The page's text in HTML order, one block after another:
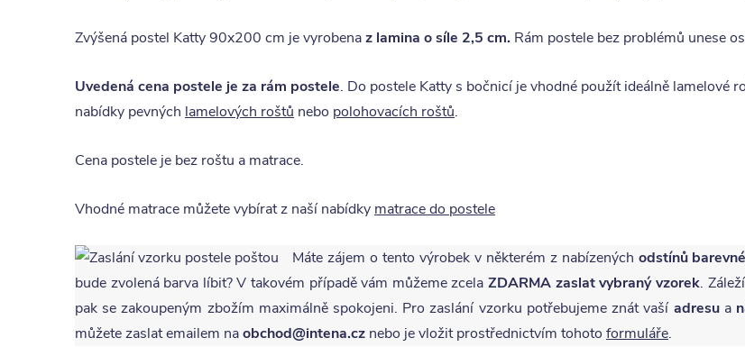
Zvýšená postel Katty 90x200 cm je vyrobenaz lamina o síle 2,5 cm. Rám postele bez problémů unese
Uvedená cena postele je za rám postele. Do postele Katty s bočnicí je vhodné použít ideálně lamelové
nabídky pevných lamelových roštů nebo polohovacích roštů.
Cena postele je bez roštu a matrace.
Vhodné matrace můžete vybírat z naší nabídky matrace do postele
Máte zájem o tento výrobek v některém z nabízených odstínů
bude zvolená barva líbit? V takovém případě vám můžeme zcelaZDARMA zaslat vybraný vzorek.
pak se zakoupeným zbožím maximálně spokojeni. Pro zaslání vzorku potřebujeme znát vaší adresua
můžete zaslat emailem naobchod@intena.cz nebo je vložit prostřednictvím tohoto formuláře.